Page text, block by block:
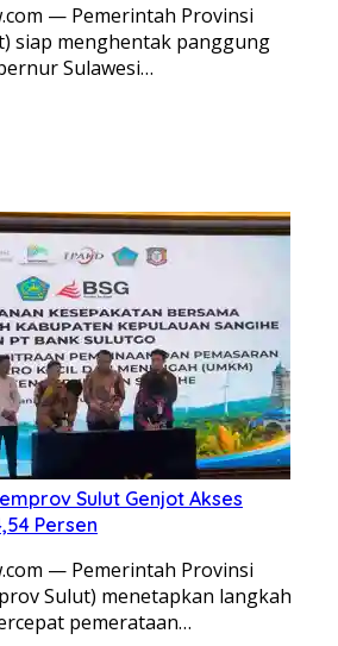
— Pemerintah Provinsi
siap menghentak panggung
Sulawesi…
Sulut Genjot Akses
Persen
— Pemerintah Provinsi
Sulut) menetapkan langkah
pemerataan…